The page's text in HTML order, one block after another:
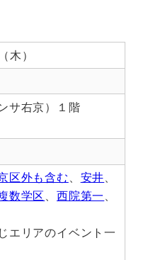
木）
サ右京）１階
区外も含む、 安井、
数学区、西院第一、
エリアのイベント一